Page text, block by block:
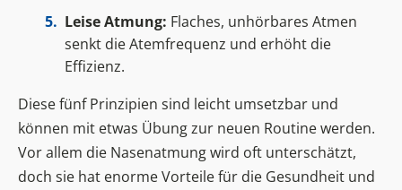
Leise Atmung: Flaches, unhörbares Atmen
senkt die Atemfrequenz und erhöht die
Effizienz.
Diese fünf Prinzipien sind leicht umsetzbar und
können mit etwas Übung zur neuen Routine werden.
Vor allem die Nasenatmung wird oft unterschätzt,
doch sie hat enorme Vorteile für die Gesundheit und